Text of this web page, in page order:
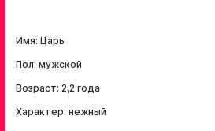
Имя: Царь
Пол: мужской
Возраст: 2,2 года
Характер: нежный